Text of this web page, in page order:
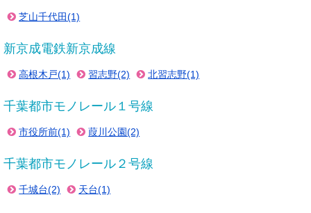
芝山千代田(1)
新京成電鉄新京成線
高根木戸(1) 習志野(2) 北習志野(1)
千葉都市モノレール１号線
市役所前(1) 葭川公園(2)
千葉都市モノレール２号線
千城台(2) 天台(1)